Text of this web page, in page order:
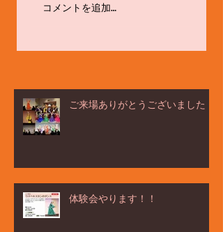
コメントを追加…
ご来場ありがとうございました！
体験会やります！！